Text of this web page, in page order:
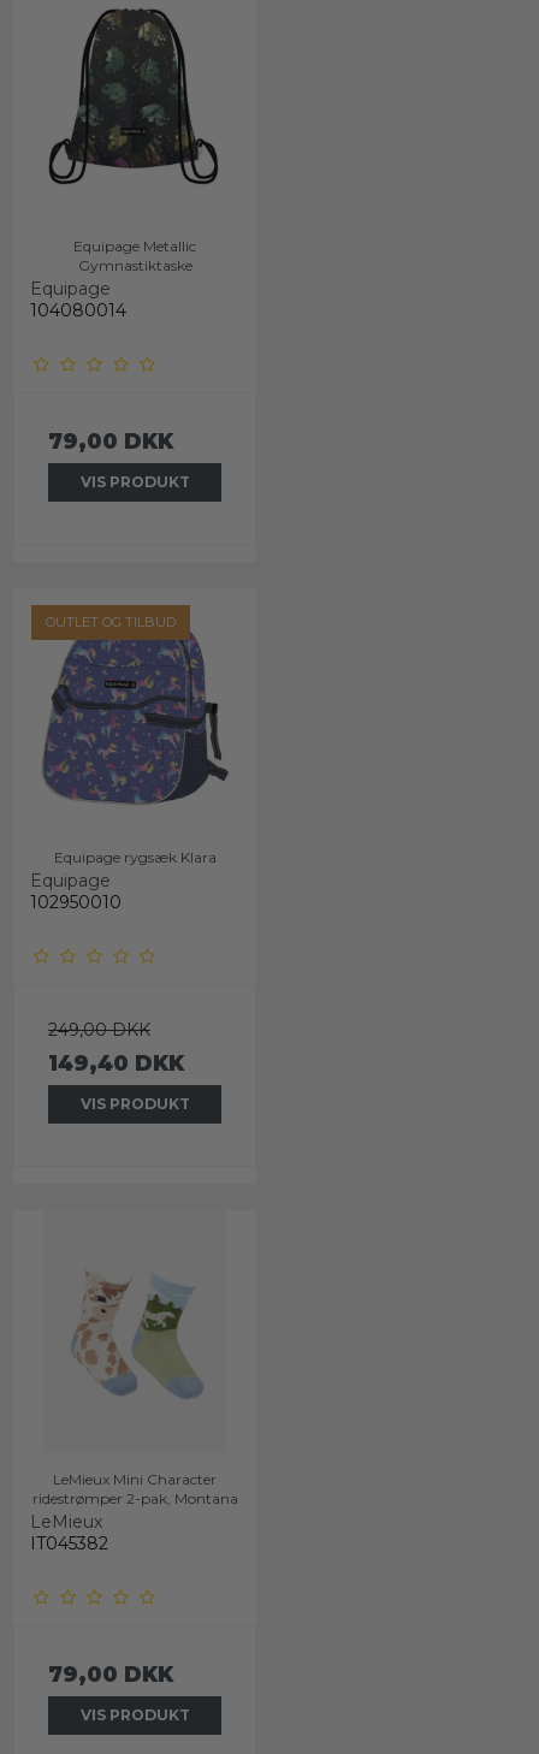
Equipage Metallic
Gymnastiktaske
Equipage
104080014
79,00 DKK
VIS PRODUKT
OUTLET OG TILBUD
Equipage rygsæk Klara
Equipage
102950010
249,00 DKK
149,40 DKK
VIS PRODUKT
LeMieux Mini Character
ridestrømper 2-pak, Montana
LeMieux
IT045382
79,00 DKK
VIS PRODUKT